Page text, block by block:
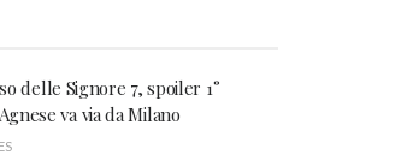
delle Signore 7, spoiler 1°
va via da Milano